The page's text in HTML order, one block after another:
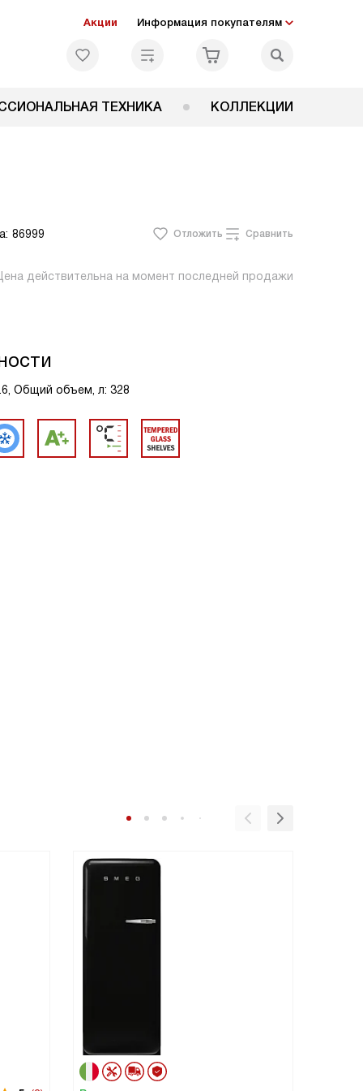
Акции Информация покупателям
ТЕХНИКА КОЛЛЕКЦИИ
86999 Отложить Сравнить
действительна на момент последней продажи
Общий объем, л: 328